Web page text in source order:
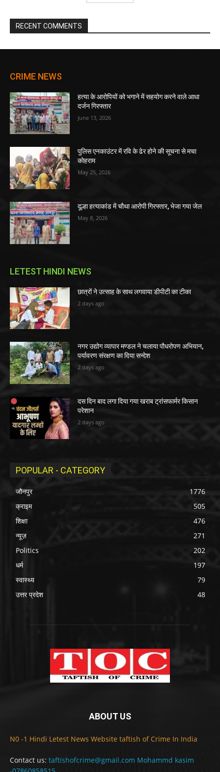
RECENT COMMENTS
CRIME NEWS
हत्या के आरोपियों को भगाने में सहयोग करने वाले आधा
दर्जन गिरफ्तार
June 13, 2026
पुलिस एनकाउंटर में रवि के ढेर होने की सूचना से मचा
कोहराम
May 25, 2026
दूल्हा हत्याकांड में चौथा आरोपी गिरफ्तार, भेजा गया जेल
May 8, 2026
LETEST HINDI NEWS
छात्रों ने उत्साह के साथ लगवाया डीपीटी का टीका
2 days ago
नगर उद्योग व्यापार मण्डल ने चलाया पौधरोपण अभियान,
पर्यावरण संरक्षण का दिया सन्देश
2 days ago
दस दिन बाद लगा दिया गया खराब ट्रांसफार्मर किसान
परेशान
2 days ago
POPULAR - CATEGORY
जौनपुर
1776
क्राइम
505
शिक्षा
476
न्यूज़
271
Politics
202
धर्म
197
स्वास्थ्य
79
उत्तर प्रदेश
48
ABOUT US
N0 -1 Hindi Letest News Website taftish of Crime In India
Contact us: taftishofcrime@gmail.com Mohammd kasim